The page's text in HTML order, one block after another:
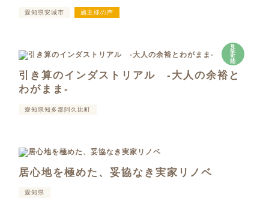
愛知県安城市 施主様の声
見
学
可
能
引き算のインダストリアル -大人の余裕と
わがまま-
愛知県知多郡阿久比町
居心地を極めた、妥協なき実家リノベ
愛知県